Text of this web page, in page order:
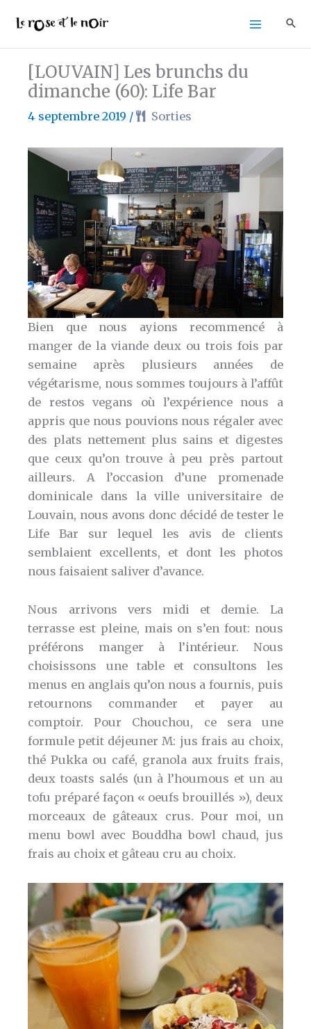
contenu
[LOUVAIN] Les brunchs du
dimanche (60): Life Bar
4 septembre 2019 / Sorties
Bien que nous ayions recommencé à
manger de la viande deux ou trois fois par
semaine après plusieurs années de
végétarisme, nous sommes toujours à l’affût
de restos vegans où l’expérience nous a
appris que nous pouvions nous régaler avec
des plats nettement plus sains et digestes
que ceux qu’on trouve à peu près partout
ailleurs. A l’occasion d’une promenade
dominicale dans la ville universitaire de
Louvain, nous avons donc décidé de tester le
Life Bar sur lequel les avis de clients
semblaient excellents, et dont les photos
nous faisaient saliver d’avance.
Nous arrivons vers midi et demie. La
terrasse est pleine, mais on s’en fout: nous
préférons manger à l’intérieur. Nous
choisissons une table et consultons les
menus en anglais qu’on nous a fournis, puis
retournons commander et payer au
comptoir. Pour Chouchou, ce sera une
formule petit déjeuner M: jus frais au choix,
thé Pukka ou café, granola aux fruits frais,
deux toasts salés (un à l’houmous et un au
tofu préparé façon « oeufs brouillés »), deux
morceaux de gâteaux crus. Pour moi, un
menu bowl avec Bouddha bowl chaud, jus
frais au choix et gâteau cru au choix.